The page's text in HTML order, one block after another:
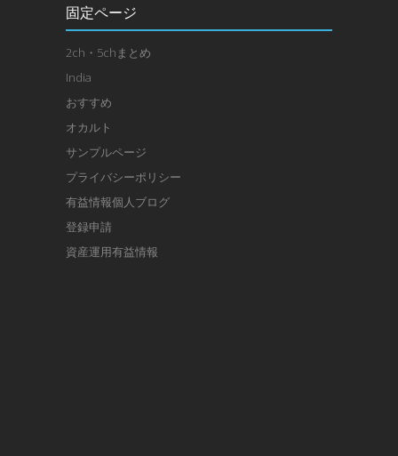
固定ページ
2ch・5chまとめ
India
おすすめ
オカルト
サンプルページ
プライバシーポリシー
有益情報個人ブログ
登録申請
資産運用有益情報